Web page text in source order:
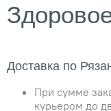
Доставка по
При сумме
курьером до